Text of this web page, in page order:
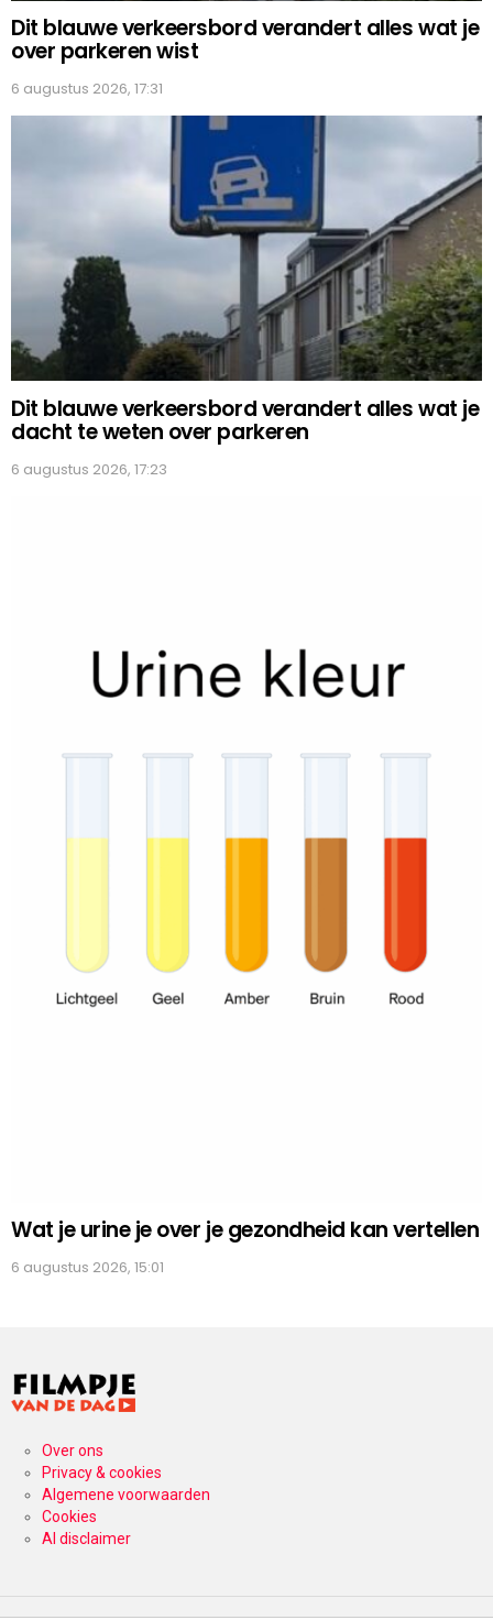
Dit blauwe verkeersbord verandert alles wat je
over parkeren wist
6 augustus 2026, 17:31
Dit blauwe verkeersbord verandert alles wat je
dacht te weten over parkeren
6 augustus 2026, 17:23
Wat je urine je over je gezondheid kan vertellen
6 augustus 2026, 15:01
Over ons
Privacy & cookies
Algemene voorwaarden
Cookies
AI disclaimer